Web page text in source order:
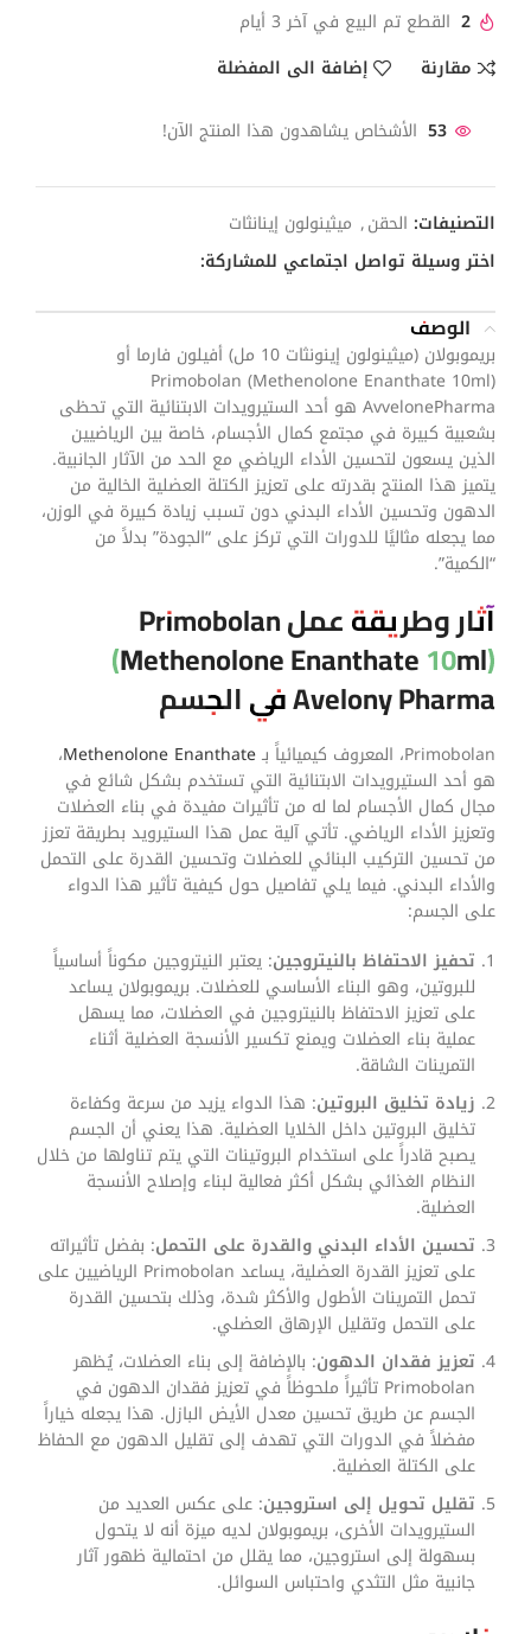
2 القطع تم البيع في آخر 3 أيام
مقارنة
إضافة الى المفضلة
53 الأشخاص يشاهدون هذا المنتج الآن!
التصنيفات: الحقن, ميثينولون إينانثات
اختر وسيلة تواصل اجتماعي للمشاركة:
الوصف
بريموبولان (ميثينولون إينونثات 10 مل) أفيلون فارما أو
Primobolan (Methenolone Enanthate 10ml)
AvvelonePharma هو أحد الستيرويدات الابتنائية التي تحظى
بشعبية كبيرة في مجتمع كمال الأجسام، خاصة بين الرياضيين
الذين يسعون لتحسين الأداء الرياضي مع الحد من الآثار الجانبية.
يتميز هذا المنتج بقدرته على تعزيز الكتلة العضلية الخالية من
الدهون وتحسين الأداء البدني دون تسبب زيادة كبيرة في الوزن،
مما يجعله مثاليًا للدورات التي تركز على “الجودة” بدلاً من
“الكمية”.
آثار وطريقة عمل Primobolan
(Methenolone Enanthate 10ml)
Avelony Pharma في الجسم
Primobolan، المعروف كيميائياً بـ Methenolone Enanthate،
هو أحد الستيرويدات الابتنائية التي تستخدم بشكل شائع في
مجال كمال الأجسام لما له من تأثيرات مفيدة في بناء العضلات
وتعزيز الأداء الرياضي. تأتي آلية عمل هذا الستيرويد بطريقة تعزز
من تحسين التركيب البنائي للعضلات وتحسين القدرة على التحمل
والأداء البدني. فيما يلي تفاصيل حول كيفية تأثير هذا الدواء
على الجسم:
تحفيز الاحتفاظ بالنيتروجين: يعتبر النيتروجين مكوناً أساسياً
للبروتين، وهو البناء الأساسي للعضلات. بريموبولان يساعد
على تعزيز الاحتفاظ بالنيتروجين في العضلات، مما يسهل
عملية بناء العضلات ويمنع تكسير الأنسجة العضلية أثناء
التمرينات الشاقة.
زيادة تخليق البروتين: هذا الدواء يزيد من سرعة وكفاءة
تخليق البروتين داخل الخلايا العضلية. هذا يعني أن الجسم
يصبح قادراً على استخدام البروتينات التي يتم تناولها من خلال
النظام الغذائي بشكل أكثر فعالية لبناء وإصلاح الأنسجة
العضلية.
تحسين الأداء البدني والقدرة على التحمل: بفضل تأثيراته
على تعزيز القدرة العضلية، يساعد Primobolan الرياضيين على
تحمل التمرينات الأطول والأكثر شدة، وذلك بتحسين القدرة
على التحمل وتقليل الإرهاق العضلي.
تعزيز فقدان الدهون: بالإضافة إلى بناء العضلات، يُظهر
Primobolan تأثيراً ملحوظاً في تعزيز فقدان الدهون في
الجسم عن طريق تحسين معدل الأيض البازل. هذا يجعله خياراً
مفضلاً في الدورات التي تهدف إلى تقليل الدهون مع الحفاظ
على الكتلة العضلية.
تقليل تحويل إلى استروجين: على عكس العديد من
الستيرويدات الأخرى، بريموبولان لديه ميزة أنه لا يتحول
بسهولة إلى استروجين، مما يقلل من احتمالية ظهور آثار
جانبية مثل التثدي واحتباس السوائل.